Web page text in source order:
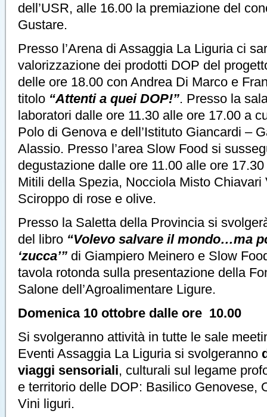
dell’USR, alle 16.00 la premiazione del
Gustare.
Presso l’Arena di Assaggia La Liguria ci
valorizzazione dei prodotti DOP del
delle ore 18.00 con Andrea Di Marco e
titolo “Attenti a quei DOP!”. Presso la
laboratori dalle ore 11.30 alle ore 17.00 a
Polo di Genova e dell’Istituto Giancardi –
Alassio. Presso l’area Slow Food si
degustazione dalle ore 11.00 alle ore
Mitili della Spezia, Nocciola Misto Chiavari
Sciroppo di rose e olive.
Presso la Saletta della Provincia si
del libro “Volevo salvare il mondo…ma
‘zucca’” di Giampiero Meinero e Slow
tavola rotonda sulla presentazione della
Salone dell’Agroalimentare Ligure.
Domenica 10 ottobre dalle ore 10.00
Si svolgeranno attività in tutte le sale
Eventi Assaggia La Liguria si svolgeranno
viaggi sensoriali, culturali sul legame
e territorio delle DOP: Basilico Genovese,
Vini liguri.